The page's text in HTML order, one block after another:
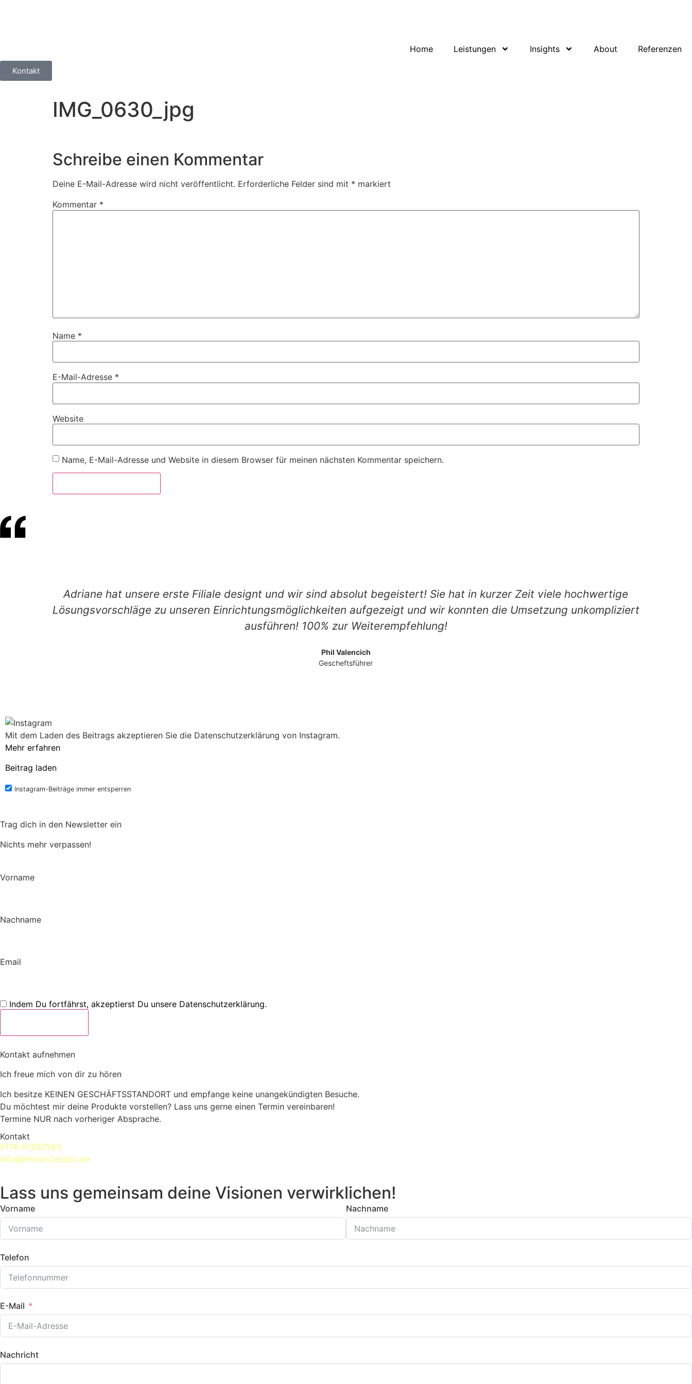
Home Leistungen Insights About Referenzen
Kontakt
IMG_0630_jpg
Schreibe einen Kommentar
Deine E-Mail-Adresse wird nicht veröffentlicht. Erforderliche Felder sind mit * markiert
Kommentar *
Name *
E-Mail-Adresse *
Website
Name, E-Mail-Adresse und Website in diesem Browser für meinen nächsten Kommentar speichern.
Adriane hat unsere erste Filiale designt und wir sind absolut begeistert! Sie hat in kurzer Zeit viele hochwertige
Lösungsvorschläge zu unseren Einrichtungsmöglichkeiten aufgezeigt und wir konnten die Umsetzung unkompliziert
ausführen! 100% zur Weiterempfehlung!
Phil Valencich
Gescheftsführer
Mit dem Laden des Beitrags akzeptieren Sie die Datenschutzerklärung von Instagram.
Mehr erfahren
Beitrag laden
Instagram-Beiträge immer entsperren
Trag dich in den Newsletter ein
Nichts mehr verpassen!
Vorname
Nachname
Email
Indem Du fortfährst, akzeptierst Du unsere Datenschutzerklärung.
Kontakt aufnehmen
Ich freue mich von dir zu hören
Ich besitze KEINEN GESCHÄFTSSTANDORT und empfange keine unangekündigten Besuche.
Du möchtest mir deine Produkte vorstellen? Lass uns gerne einen Termin vereinbaren!
Termine NUR nach vorheriger Absprache.
Kontakt
0176-61297583
info@mhoch2studio.de
Lass uns gemeinsam deine Visionen verwirklichen!
Vorname Nachname
Telefon
E-Mail
Nachricht